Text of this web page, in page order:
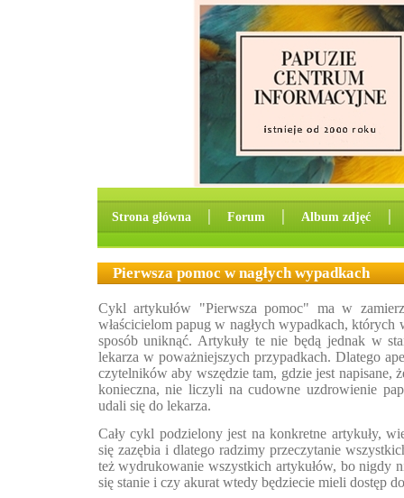
Strona główna Forum Album zdjęć
Pierwsza pomoc w nagłych wypadkach
Cykl artykułów "Pierwsza pomoc" ma w
właścicielom papug w nagłych wypadkach, których
sposób uniknąć. Artykuły te nie będą jednak w
lekarza w poważniejszych przypadkach. Dlatego
czytelników aby wszędzie tam, gdzie jest napisane,
konieczna, nie liczyli na cudowne uzdrowienie
udali się do lekarza.
Cały cykl podzielony jest na konkretne artykuły,
się zazębia i dlatego radzimy przeczytanie
też wydrukowanie wszystkich artykułów, bo nigdy
się stanie i czy akurat wtedy będziecie mieli dostęp